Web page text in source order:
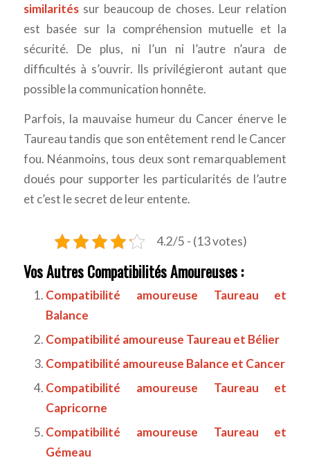
similaritéssur beaucoup de choses. Leur relation
est basée sur la compréhension mutuelle et la
sécurité. De plus, ni l’un ni l’autre n’aura de
difficultés à s’ouvrir. Ils privilégieront autant que
possible la communication honnête.
Parfois, la mauvaise humeur du Cancer énerve le
Taureau tandis que son entêtement rend le Cancer
fou. Néanmoins, tous deux sont remarquablement
doués pour supporter les particularités de l’autre
et c’est le secret de leur entente.
4.2/5 - (13 votes)
Vos Autres Compatibilités Amoureuses :
Compatibilité amoureuse Taureau et
Balance
Compatibilité amoureuse Taureau et Bélier
Compatibilité amoureuse Balance et Cancer
Compatibilité amoureuse Taureau et
Capricorne
Compatibilité amoureuse Taureau et
Gémeau